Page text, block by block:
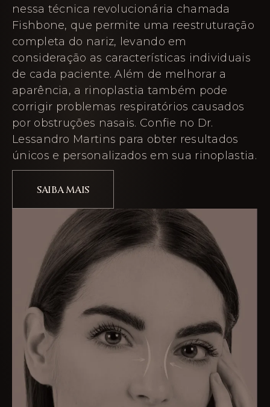
nessa técnica revolucionária chamada
Fishbone, que permite uma reestruturação
completa do nariz, levando em
consideração as características individuais
de cada paciente. Além de melhorar a
aparência, a rinoplastia também pode
corrigir problemas respiratórios causados
por obstruções nasais. Confie no Dr.
Lessandro Martins para obter resultados
únicos e personalizados em sua rinoplastia.
SAIBA MAIS